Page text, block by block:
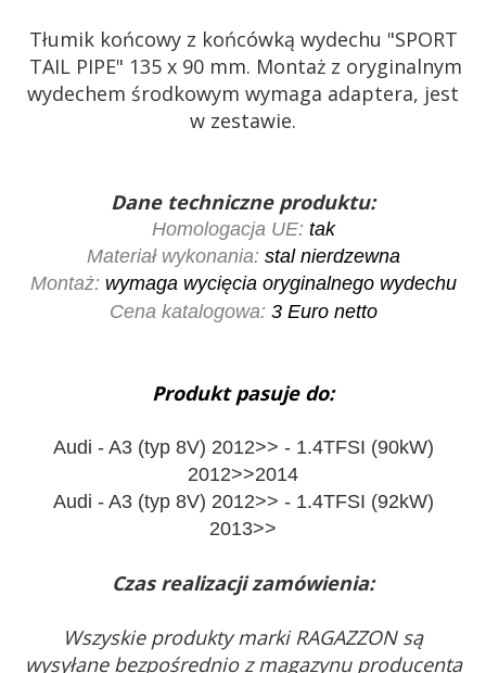
Tłumik końcowy z końcówką wydechu "SPORT
TAIL PIPE" 135 x 90 mm. Montaż z oryginalnym
wydechem środkowym wymaga adaptera, jest
w zestawie.
Dane techniczne produktu:
Homologacja UE: tak
Materiał wykonania: stal nierdzewna
Montaż:wymaga wycięcia oryginalnego wydechu
Cena katalogowa: 3 Euro netto
Produkt pasuje do:
Audi - A3 (typ 8V) 2012>> - 1.4TFSI (90kW)
2012>>2014
Audi - A3 (typ 8V) 2012>> - 1.4TFSI (92kW)
2013>>
Czas realizacji zamówienia:
Wszyskie produkty marki RAGAZZON są
wysyłane bezpośrednio z magazynu producenta